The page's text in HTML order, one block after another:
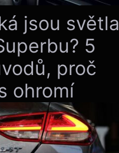
jsou světla
5
proč
ohromí